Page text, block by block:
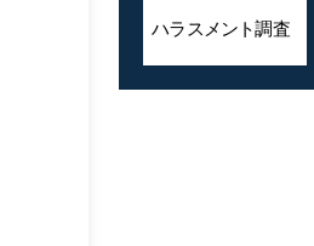
ハラスメント調査